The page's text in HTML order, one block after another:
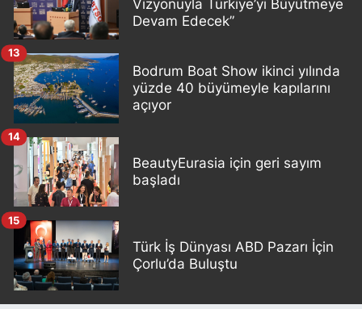
Vizyonuyla Türkiye’yi Büyütmeye
Devam Edecek”
Bodrum Boat Show ikinci yılında
yüzde 40 büyümeyle kapılarını
açıyor
13
BeautyEurasia için geri sayım
başladı
14
Türk İş Dünyası ABD Pazarı İçin
Çorlu’da Buluştu
15